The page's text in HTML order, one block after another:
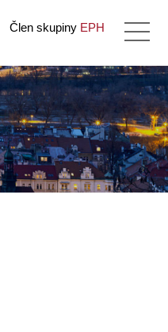
Člen skupiny EPH